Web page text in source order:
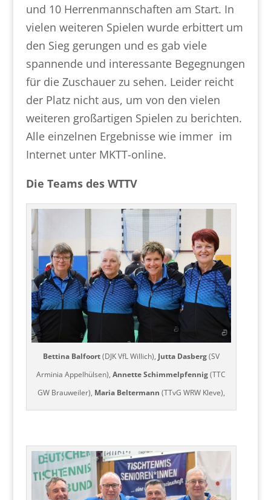
und 10 Herrenmannschaften am Start. In
vielen weiteren Spielen wurde erbittert um
den Sieg gerungen und es gab viele
spannende und interessante Begegnungen
für die Zuschauer zu sehen. Leider reicht
der Platz nicht aus, um von den vielen
weiteren großartigen Spielen zu berichten.
Alle einzelnen Ergebnisse wie immer im
Internet unter MKTT-online.
Die Teams des WTTV
Bettina Balfoort(DJK VfL Willich), Jutta Dasberg(SV
Arminia Appelhülsen),Annette Schimmelpfennig(TTC
GW Brauweiler), Maria Beltermann (TTvG WRW Kleve),